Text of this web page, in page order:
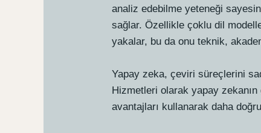
analiz edebilme yeteneği
sağlar. Özellikle çoklu dil
yakalar, bu da onu teknik,
Yapay zeka, çeviri süreçlerini
Hizmetleri olarak yapay
avantajları kullanarak daha